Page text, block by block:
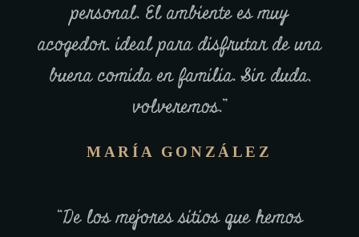
personal. El ambiente es muy
acogedor, ideal para disfrutar de una
buena comida en familia. Sin duda,
volveremos.”
MARÍA GONZÁLEZ
“De los mejores sitios que hemos